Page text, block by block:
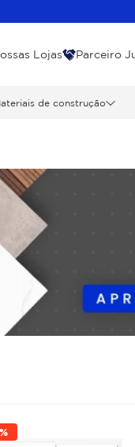
Lojas Parceiro
de construção